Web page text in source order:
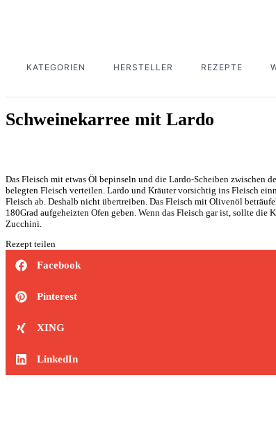
KATEGORIEN HERSTELLER REZEPTE
Schweinekarree mit Lardo
Das Fleisch mit etwas Öl bepinseln und die Lardo-Scheiben zwischen
belegten Fleisch verteilen. Lardo und Kräuter vorsichtig ins Fleisch
Fleisch ab. Deshalb nicht übertreiben. Das Fleisch mit Olivenöl
180Grad aufgeheizten Ofen geben. Wenn das Fleisch gar ist, sollte
Zucchini.
Rezept teilen
Facebook
Pinterest
XING
LinkedIn